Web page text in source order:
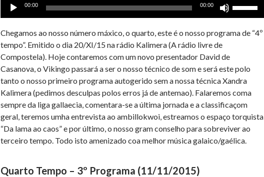
Reprodutor
00:00 00:00
ou
volume.
Chegamos ao nosso número máxico, o quarto, este é o nosso programa de “4º
tempo”. Emitido o dia 20/XI/15 na rádio Kalimera (A rádio livre de
Compostela). Hoje contaremos com um novo presentador David de
Casanova, o Vikingo passará a ser o nosso técnico de som e será este polo
tanto o nosso primeiro programa autogerido sem a nossa técnica Xandra
Kalimera (pedimos desculpas polos erros já de antemao). Falaremos coma
sempre da liga gallaecia, comentara-se a última jornada e a classificaçom
geral, teremos umha entrevista ao ambillokwoi, estreamos o espaço torquista
“Da lama ao caos” e por último, o nosso gram conselho para sobreviver ao
terceiro tempo. Todo isto amenizado coa melhor música galaico/gaélica.
Quarto Tempo – 3º Programa (11/11/2015)